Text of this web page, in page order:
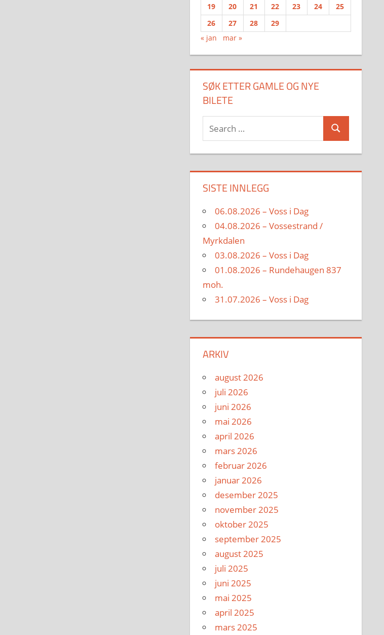
19
20 21 22 23 24
25
26
27 28
29
« jan
mar »
SØK ETTER GAMLE OG NYE
BILETE
Search
for:
Search
SISTE INNLEGG
06.08.2026 – Voss i Dag
04.08.2026 – Vossestrand /
Myrkdalen
03.08.2026 – Voss i Dag
01.08.2026 – Rundehaugen 837
moh.
31.07.2026 – Voss i Dag
ARKIV
august 2026
juli 2026
juni 2026
mai 2026
april 2026
mars 2026
februar 2026
januar 2026
desember 2025
november 2025
oktober 2025
september 2025
august 2025
juli 2025
juni 2025
mai 2025
april 2025
mars 2025